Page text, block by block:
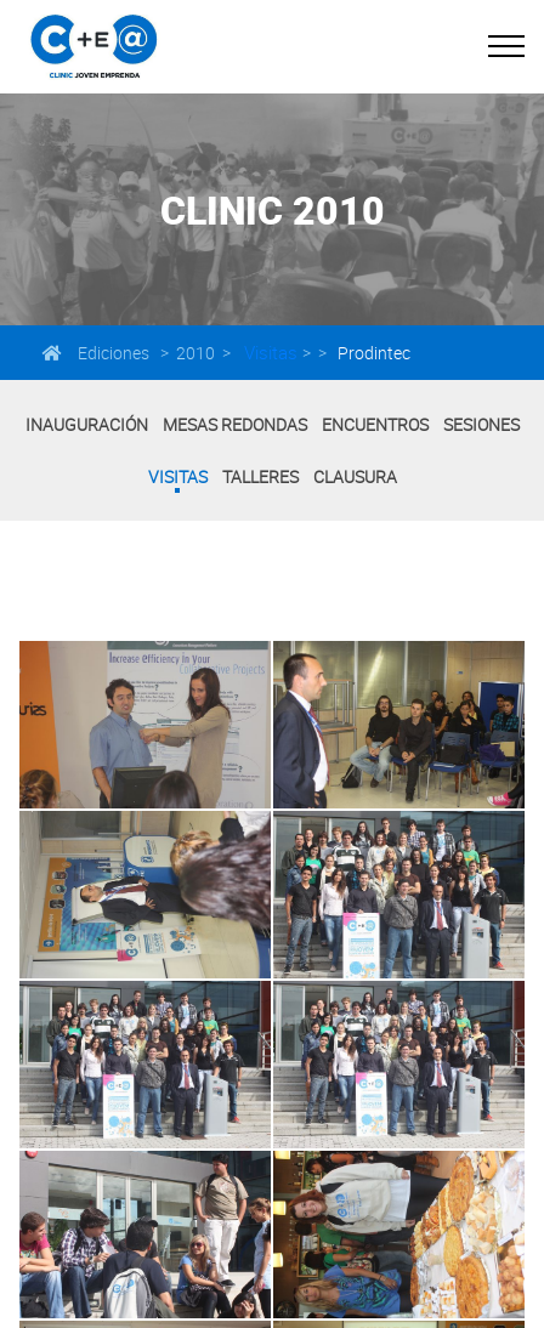
CLINIC 2010
Ediciones > 2010 > Visitas > > Prodintec
INAUGURACIÓN MESAS REDONDAS ENCUENTROS SESIONES
VISITAS TALLERES CLAUSURA